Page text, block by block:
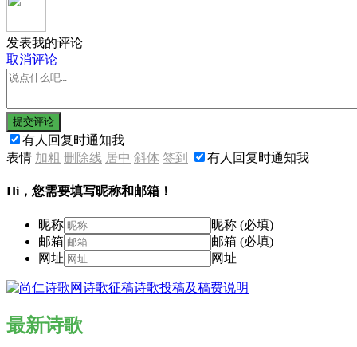
发表我的评论
取消评论
提交评论
有人回复时通知我
表情 加粗 删除线 居中 斜体 签到 有人回复时通知我
Hi，您需要填写昵称和邮箱！
昵称
昵称 (必填)
邮箱
邮箱 (必填)
网址
网址
最新诗歌